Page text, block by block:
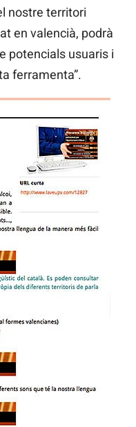
nostre territori
en valencià, podrà
potencials usuaris i
ferramenta”.